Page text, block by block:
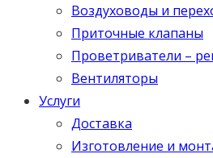
Воздуховоды и
Приточные клапаны
Проветриватели –
Вентиляторы
Услуги
Доставка
Изготовление и